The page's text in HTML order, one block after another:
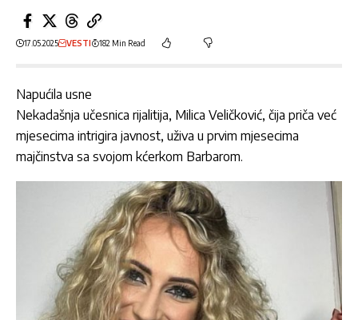
17.05.2025 VESTI 182 Min Read
Napućila usne
Nekadašnja učesnica rijalitija, Milica Veličković, čija priča već
mjesecima intrigira javnost, uživa u prvim mjesecima
majčinstva sa svojom kćerkom Barbarom.